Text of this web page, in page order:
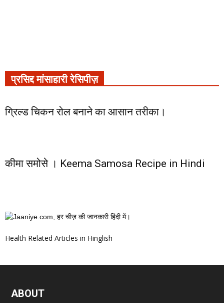
प्रसिद्द मांसाहारी रेसिपीज़
ग्रिल्ड चिकन रोल बनाने का आसान तरीका।
कीमा समोसे । Keema Samosa Recipe in Hindi
Health Related Articles in Hinglish
ABOUT